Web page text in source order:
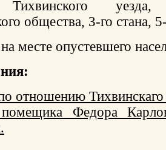
Тихвинского
общества, 3-го стана,
месте опустевшего
отношению
Федора